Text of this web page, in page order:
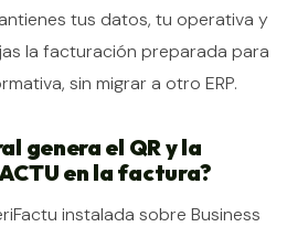
tus datos, tu operativa y
la facturación preparada para
sin migrar a otro ERP.
genera el QR y la
en la factura?
instalada sobre Business